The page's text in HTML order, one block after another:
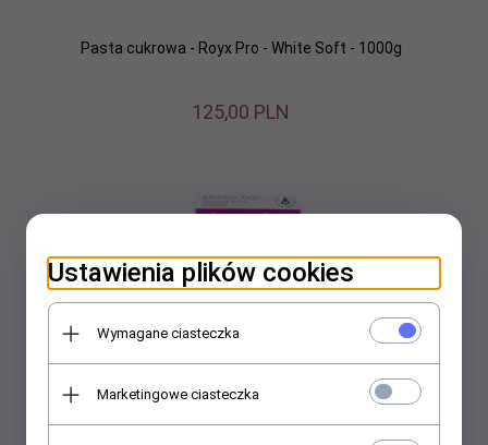
Pasta cukrowa - Royx Pro - White Soft - 1000g
125,00 PLN
Ustawienia plików cookies
Wymagane ciasteczka
Marketingowe ciasteczka